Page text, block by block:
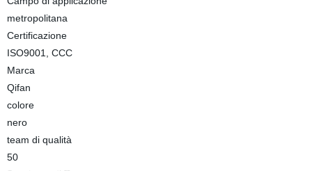
metropolitana
Certificazione
ISO9001, CCC
Marca
Qifan
colore
nero
team di qualità
50